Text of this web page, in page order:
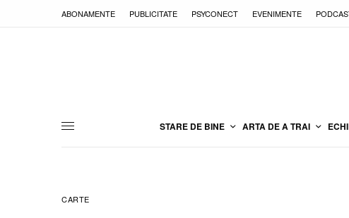
ABONAMENTE PUBLICITATE PSYCONECT EVENIMENTE
STARE DE BINE ARTA DE A TRAI
CARTE